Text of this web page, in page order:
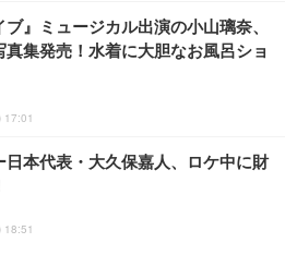
ア 通気性メッシュ ゲーミング/勉強/事
パソコンチェア (ブラック)
スチェア デスクチェア 疲れない テレ
強化バックレスト 30度ロッキング機
子 腰サポート 90度跳ね上げ式アーム
ドレスト ハンガー付き 高反発クッシ
パソコンチェア (ホワイト)
フィスチェア デスクチェア 肘なし メ
ランバーサポート付き 腰サポート ガ
降 360度回転 キャスター付き コンパク
】Dell E2724HS 27インチ 液晶モニタ
）VA 非光沢 HDMI/DisplayP
ーカー内蔵 高さ調整 スイベル VESA対
ビジネス向け
280Hz/FHD】GRAPHT THE S
Monitor 24” Essential ゲーミン
24.5インチ 1ms FHD 量子ドット 残
スマートベーシック) 【Amazon.co.jp
Basic アイリスオーヤマ ペットシーツ
ワイド 100枚入 (x 1) (ケース販売)
ヤマ ペットシーツ 超厚型 お徳用 レギ
入【Amazon.co.jp限定】
ブ』ミュージカル出演の小山璃奈、
真集発売！水着に大胆なお風呂ショ
17:01
日本代表・大久保嘉人、ロケ中に財
18:51